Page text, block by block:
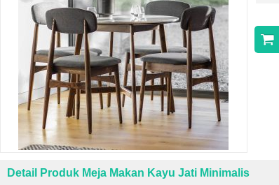
Detail Produk Meja Makan Kayu Jati Minimalis